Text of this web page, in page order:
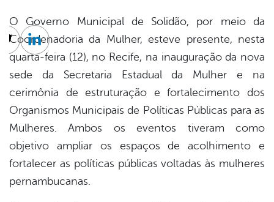
O Governo Municipal de Solidão, por meio da
Coordenadoria da Mulher, esteve presente, nesta
quarta-feira (12), no Recife, na inauguração da nova
sede da Secretaria Estadual da Mulher e na
cerimônia de estruturação e fortalecimento dos
Organismos Municipais de Políticas Públicas para as
Mulheres. Ambos os eventos tiveram como
objetivo ampliar os espaços de acolhimento e
fortalecer as políticas públicas voltadas às mulheres
pernambucanas.
Twitter
Linkedin